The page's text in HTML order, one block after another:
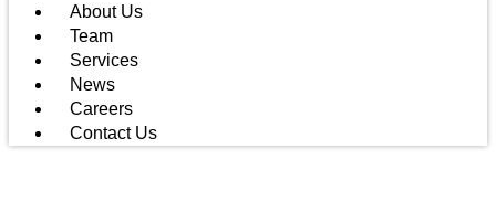
About Us
Team
Services
News
Careers
Contact Us